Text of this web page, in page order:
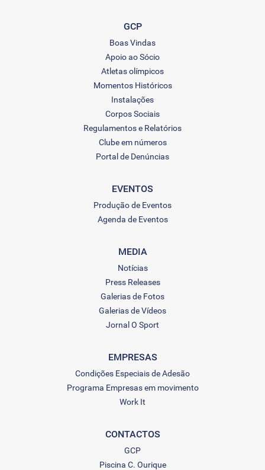
GCP
Boas Vindas
Apoio ao Sócio
Atletas olímpicos
Momentos Históricos
Instalações
Corpos Sociais
Regulamentos e Relatórios
Clube em números
Portal de Denúncias
EVENTOS
Produção de Eventos
Agenda de Eventos
MEDIA
Notícias
Press Releases
Galerias de Fotos
Galerias de Vídeos
Jornal O Sport
EMPRESAS
Condições Especiais de Adesão
Programa Empresas em movimento
Work It
CONTACTOS
GCP
Piscina C. Ourique